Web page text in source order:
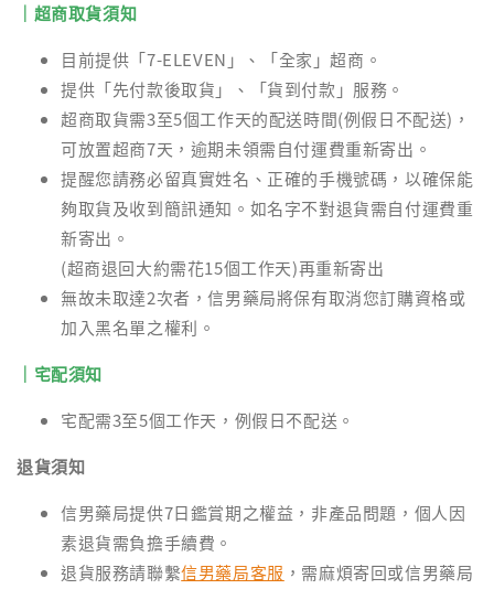
｜超商取貨須知
目前提供「7-ELEVEN」、「全家」超商。
提供「先付款後取貨」、「貨到付款」服務。
超商取貨需3至5個工作天的配送時間(例假日不配送)，
可放置超商7天，逾期未領需自付運費重新寄出。
提醒您請務必留真實姓名、正確的手機號碼，以確保能
夠取貨及收到簡訊通知。如名字不對退貨需自付運費重
新寄出。
(超商退回大約需花15個工作天)再重新寄出
無故未取達2次者，信男藥局將保有取消您訂購資格或
加入黑名單之權利。
｜宅配須知
宅配需3至5個工作天，例假日不配送。
退貨須知
信男藥局提供7日鑑賞期之權益，非產品問題，個人因
素退貨需負擔手續費。
退貨服務請聯繫信男藥局客服 ，需麻煩寄回或信男藥局